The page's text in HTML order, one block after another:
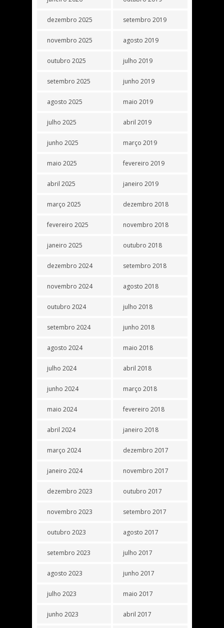
dezembro 2025
novembro 2025
outubro 2025
setembro 2025
agosto 2025
julho 2025
junho 2025
maio 2025
abril 2025
março 2025
fevereiro 2025
janeiro 2025
dezembro 2024
novembro 2024
outubro 2024
setembro 2024
agosto 2024
julho 2024
junho 2024
maio 2024
abril 2024
março 2024
janeiro 2024
dezembro 2023
novembro 2023
outubro 2023
setembro 2023
agosto 2023
julho 2023
junho 2023
setembro 2019
agosto 2019
julho 2019
junho 2019
maio 2019
abril 2019
março 2019
fevereiro 2019
janeiro 2019
dezembro 2018
novembro 2018
outubro 2018
setembro 2018
agosto 2018
julho 2018
junho 2018
maio 2018
abril 2018
março 2018
fevereiro 2018
janeiro 2018
dezembro 2017
novembro 2017
outubro 2017
setembro 2017
agosto 2017
julho 2017
junho 2017
maio 2017
abril 2017